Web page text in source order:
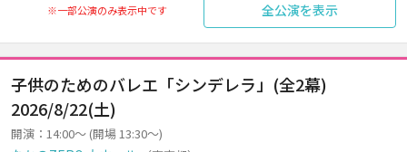
※一部公演のみ表示中です 全公演を表示
子供のためのバレエ「シンデレラ」(全2幕)
2026/8/22(土)
開演：14:00～ (開場 13:30～)